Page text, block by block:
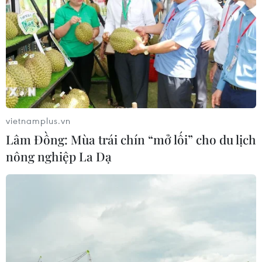
vietnamplus.vn
Lâm Đồng: Mùa trái chín “mở lối” cho du lịch
nông nghiệp La Dạ